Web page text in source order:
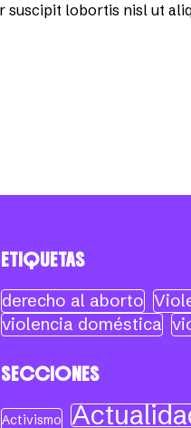
lobortis nisl ut
ETIQUETAS
derecho al aborto
violencia doméstica
SECCIONES
Activismo